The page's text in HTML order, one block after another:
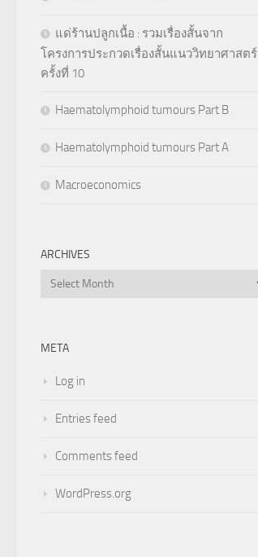
แด่ร้านปลูกเนื้อ : รวมเรื่องสั้นจาก
โครงการประกวดเรื่องสั้นแนววิทยาศาสตร์
ครั้งที่ 10
Haematolymphoid tumours Part B
Haematolymphoid tumours Part A
Macroeconomics
ARCHIVES
Archives
META
Log in
Entries feed
Comments feed
WordPress.org